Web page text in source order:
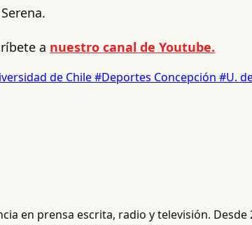
a nuestro canal de Youtube.
de Chile#Deportes Concepción #U.
en prensa escrita, radio y televisión.